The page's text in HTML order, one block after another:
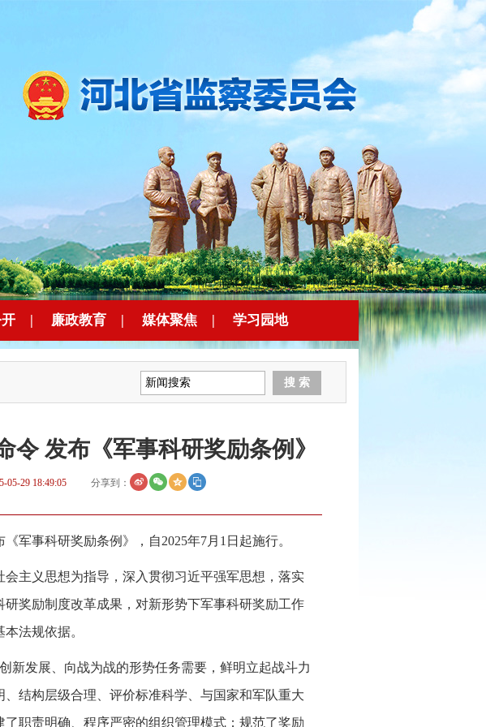
| 廉政教育 | 媒体聚焦 | 学习园地
令 发布《军事科研奖励条例》
05-29 18:49:05 分享到：
军事科研奖励条例》，自2025年7月1日起施行。
会主义思想为指导，深入贯彻习近平强军思想，落实
奖励制度改革成果，对新形势下军事科研奖励工作
法规依据。
新发展、向战为战的形势任务需要，鲜明立起战斗力
结构层级合理、评价标准科学、与国家和军队重大
职责明确、程序严密的组织管理模式；规范了奖励